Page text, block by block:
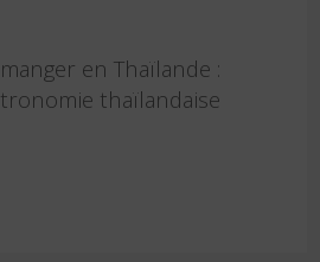
en Thaïlande :
thaïlandaise